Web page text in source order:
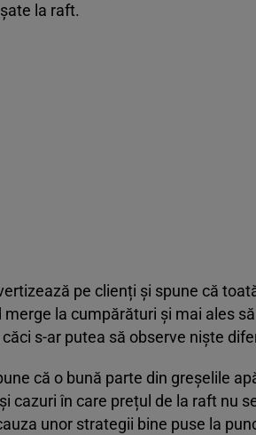
la raft.
pe clienți și spune că
merge la cumpărături și mai ales
s-ar putea să observe niște
că o bună parte din greșelile
cazuri în care prețul de la raft nu
unor strategii bine puse la